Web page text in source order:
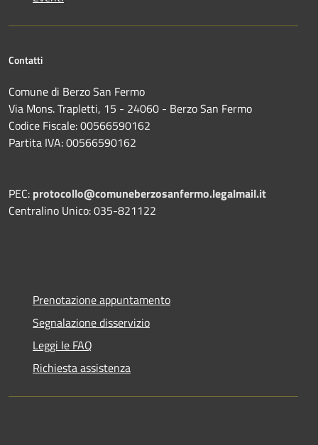
Contatti
Comune di Berzo San Fermo
Via Mons. Trapletti, 15 - 24060 - Berzo San Fermo
Codice Fiscale: 00566590162
Partita IVA: 00566590162
PEC: protocollo@comuneberzosanfermo.legalmail.it
Centralino Unico: 035-821122
Prenotazione appuntamento
Segnalazione disservizio
Leggi le FAQ
Richiesta assistenza